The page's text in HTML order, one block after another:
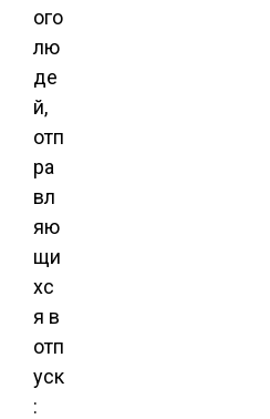
ого
лю
де
й,
отп
ра
вл
яю
щи
хс
я в
отп
уск
: